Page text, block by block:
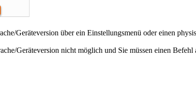
Geräteversion über ein Einstellungsmenü oder einen
Geräteversion nicht möglich und Sie müssen einen